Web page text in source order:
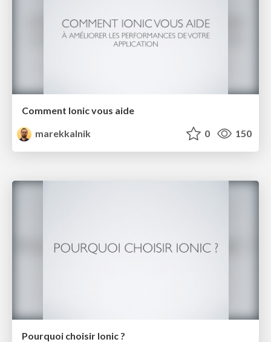
Comment Ionic vous aide
marekkalnik
0 150
Pourquoi choisir Ionic ?